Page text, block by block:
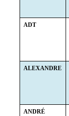
ADT
ALEXANDRE
ANDRÉ